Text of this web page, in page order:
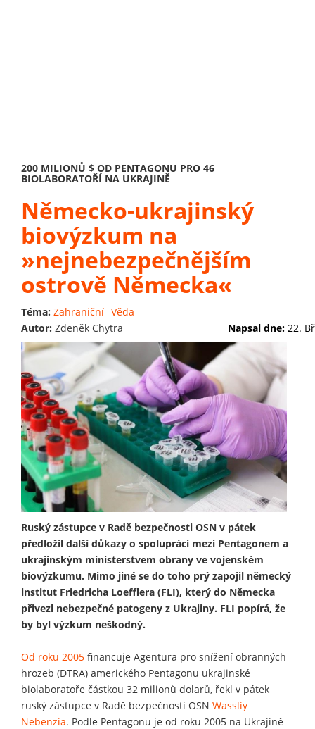
200 MILIONŮ $ OD PENTAGONU PRO 46
BIOLABORATOŘÍ NA UKRAJINĚ
Německo-ukrajinský
biovýzkum na
»nejnebezpečnějším
ostrově Německa«
Téma: Zahraniční Věda
Autor: Zdeněk Chytra Napsal dne: 22.
Ruský zástupce v Radě bezpečnosti OSN v pátek
předložil další důkazy o spolupráci mezi Pentagonem a
ukrajinským ministerstvem obrany ve vojenském
biovýzkumu. Mimo jiné se do toho prý zapojil německý
institut Friedricha Loefflera (FLI), který do Německa
přivezl nebezpečné patogeny z Ukrajiny. FLI popírá, že
by byl výzkum neškodný.
Od roku 2005 financuje Agentura pro snížení obranných
hrozeb (DTRA) amerického Pentagonu ukrajinské
biolaboratoře částkou 32 milionů dolarů, řekl v pátek
ruský zástupce v Radě bezpečnosti OSN Wassliy
Nebenzia. Podle Pentagonu je od roku 2005 na Ukrajině